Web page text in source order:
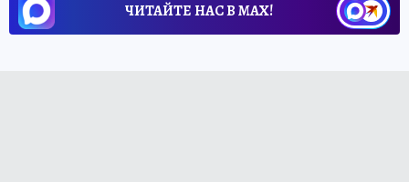
ЧИТАЙТЕ НАС В МАХ!